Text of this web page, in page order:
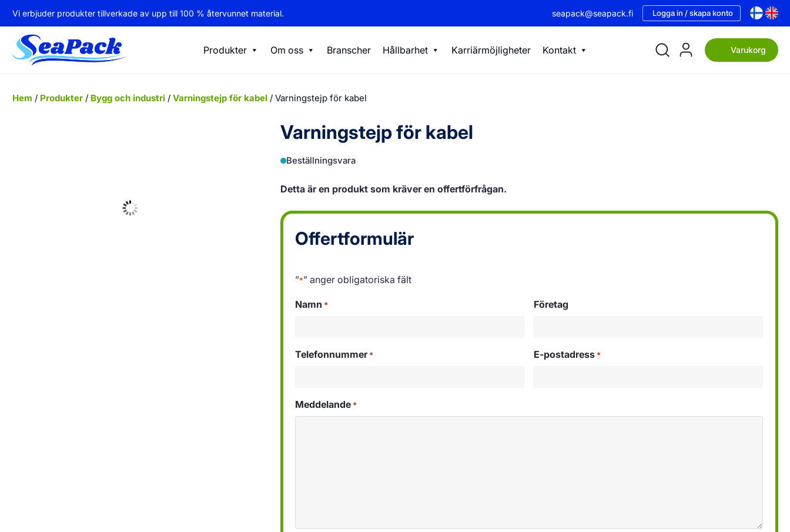
Vi erbjuder produkter tillverkade av upp till 100 % återvunnet material. seapack@seapack.fi Logga in / skapa konto
Produkter Om oss Branscher Hållbarhet Karriärmöjligheter Kontakt Varukorg
Hem / Produkter/ Bygg och industri/ Varningstejp för kabel/ Varningstejp för kabel
Varningstejp för kabel
Beställningsvara
Detta är en produkt som kräver en offertförfrågan.
Offertformulär
”*” anger obligatoriska fält
Namn * Företag
Telefonnummer * E-postadress *
Meddelande *